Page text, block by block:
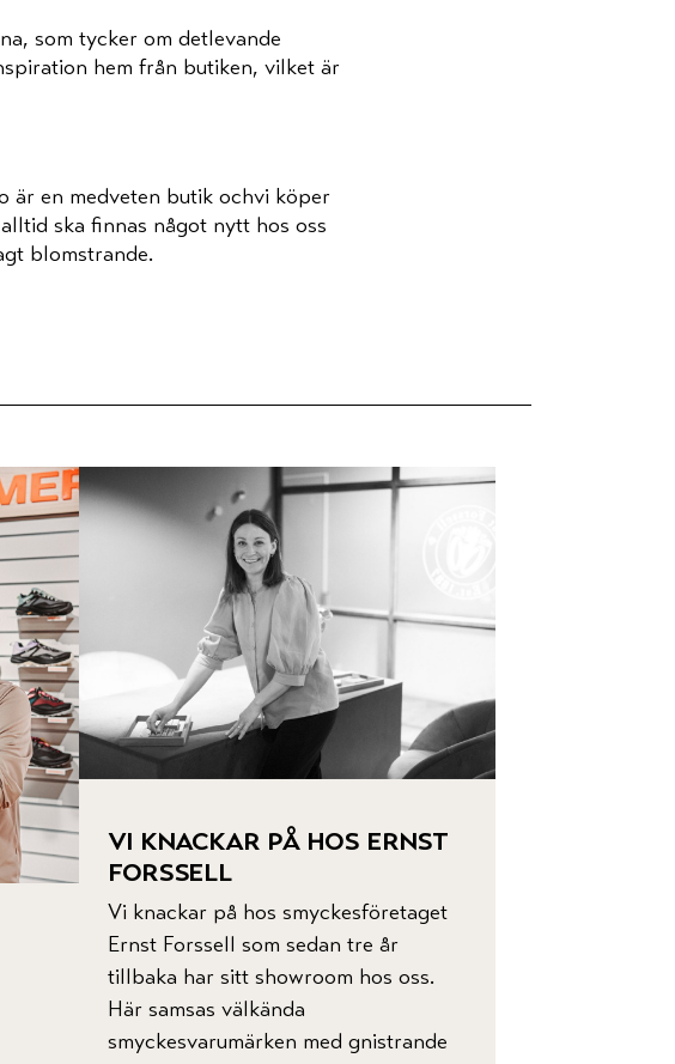
som tycker om detlevande
hem från butiken, vilket är
är en medveten butik ochvi köper
ska finnas något nytt hos oss
blomstrande.
vi knackar på hos ernst
forssell
Vi knackar på hos smyckesföretaget
Ernst Forssell som sedan tre år
tillbaka har sitt showroom hos oss.
Här samsas välkända
smyckesvarumärken med gnistrande